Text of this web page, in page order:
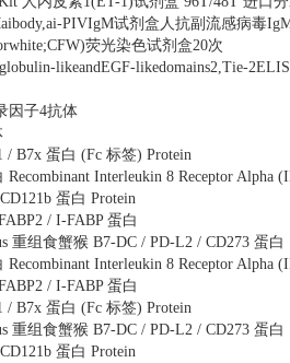
PIVIgM试剂盒人抗副流感病毒
荧光染色试剂盒20次
likeandEGF-likedomains2,Tie-
因子4抗体
/ B7x 蛋白 (Fc 标签) Protein
Recombinant Interleukin 8 Receptor Alpha
蛋白 Protein
/ I-FABP蛋白
重组食蟹猴 B7-DC / PD-L2 / CD273 蛋白
Recombinant Interleukin 8 Receptor Alpha
/ I-FABP蛋白
/ B7x 蛋白 (Fc 标签) Protein
重组食蟹猴 B7-DC / PD-L2 / CD273 蛋白
蛋白 Protein